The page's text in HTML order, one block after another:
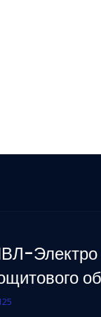
Электро